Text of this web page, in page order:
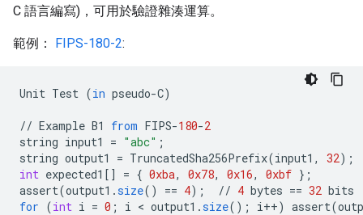
C 語言編寫)，可用於驗證雜湊運算。
範例： FIPS-180-2:
Unit Test (in pseudo-C)
// Example B1 from FIPS-180-2
string input1 = "abc" ;
string output1 = TruncatedSha256Prefix(input1 , 32);
int expected1 [] = { 0xba, 0x78, 0x16, 0xbf } ;
assert(output1 .size() == 4); // 4 bytes == 32 bits
for (int i = 0 ; i < output1 .size(); i++) assert(